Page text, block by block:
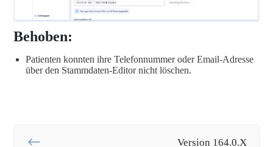
Behoben:
Patienten konnten ihre Telefonnummer oder Email-Adresse
über den Stammdaten-Editor nicht löschen.
Version 164.0.X